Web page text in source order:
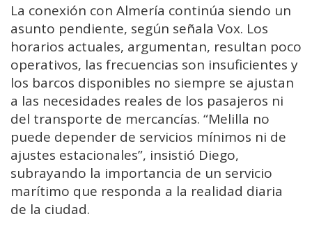
La conexión con Almería continúa siendo un
asunto pendiente, según señala Vox. Los
horarios actuales, argumentan, resultan poco
operativos, las frecuencias son insuficientes y
los barcos disponibles no siempre se ajustan
a las necesidades reales de los pasajeros ni
del transporte de mercancías. “Melilla no
puede depender de servicios mínimos ni de
ajustes estacionales”, insistió Diego,
subrayando la importancia de un servicio
marítimo que responda a la realidad diaria
de la ciudad.